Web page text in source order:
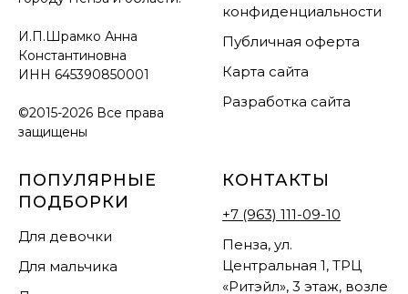
И.П.Шрамко Анна
Константиновна
ИНН 645390850001
©2015-2026 Все права
защищены
конфиденциальности
Публичная оферта
Карта сайта
Разработка сайта
ПОПУЛЯРНЫЕ
ПОДБОРКИ
Для девочки
Для мальчика
КОНТАКТЫ
+7 (963) 111-09-10
Пенза, ул.
Центральная 1, ТРЦ
«Ритэйл», 3 этаж, возле